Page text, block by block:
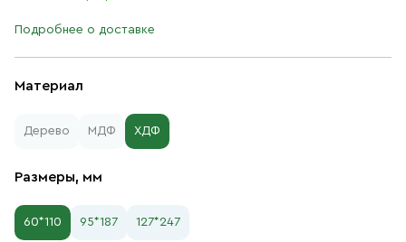
Материал
Дерево МДФ ХДФ
Размеры, мм
60*110 95*187 127*247
Подробнее о доставке